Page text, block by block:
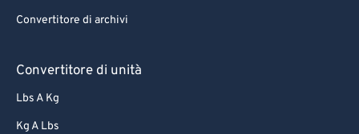
Convertitore di archivi
Convertitore di unità
Lbs A Kg
Kg A Lbs